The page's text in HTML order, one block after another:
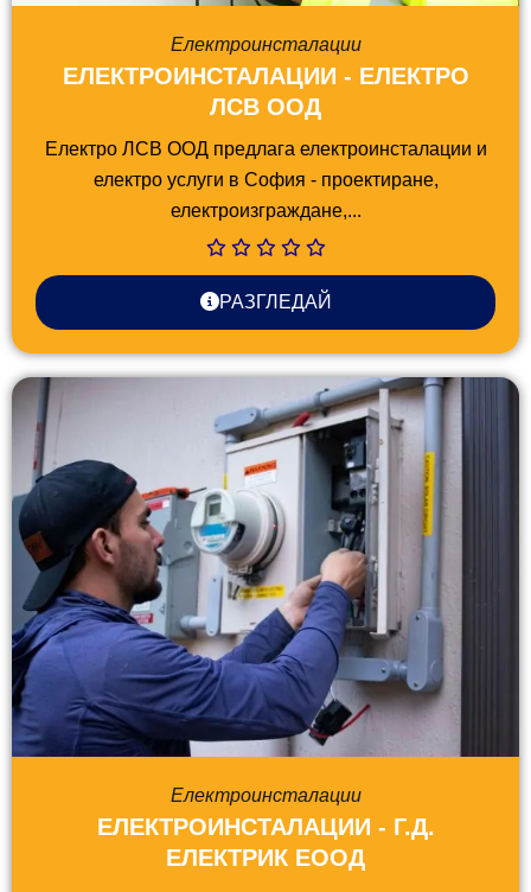
Електроинсталации
ЕЛЕКТРОИНСТАЛАЦИИ - ЕЛЕКТРО
ЛСВ ООД
Електро ЛСВ ООД предлага електроинсталации и
електро услуги в София - проектиране,
електроизграждане,...
РАЗГЛЕДАЙ
Електроинсталации
ЕЛЕКТРОИНСТАЛАЦИИ - Г.Д.
ЕЛЕКТРИК ЕООД